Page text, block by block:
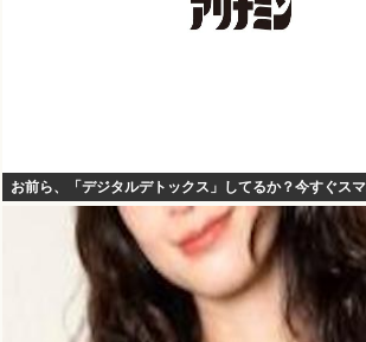
お前ら、「デジタルデトックス」してるか？今すぐスマ